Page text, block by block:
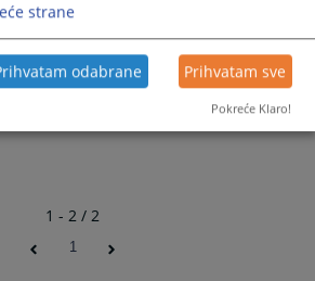
1 - 2 / 2
1
strane
odabrane Prihvatam sve
Pokreće Klaro!